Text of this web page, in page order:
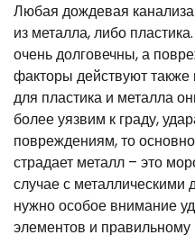
Любая дождевая
из металла, либо
очень долговечны, а
факторы действуют
для пластика и металла
более уязвим к граду,
повреждениям, то
страдает металл – это
случае с
нужно особое внимание
элементов и правильному